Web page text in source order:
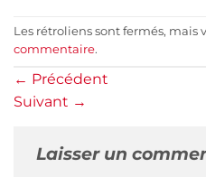
Les rétroliens sont fermés, mais
commentaire.
← Précédent
Suivant →
Laisser un